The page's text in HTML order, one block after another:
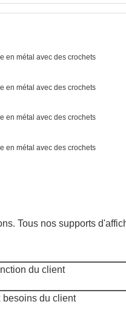
Tous nos supports
du client
besoins du client